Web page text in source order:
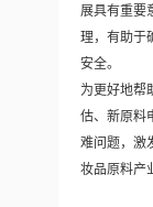
展具有重要
理，有助于
安全。
为更好地帮
估、新原料
难问题，激
妆品原料产